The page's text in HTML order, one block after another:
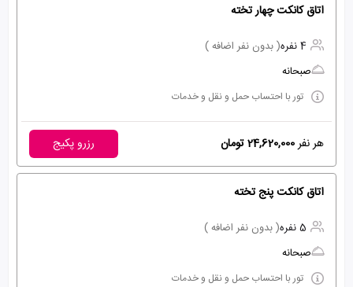
اتاق کانکت چهار تخته
4 نفره
( بدون نفر اضافه )
صبحانه
تور با احتساب حمل و نقل و خدمات
هر نفر24,620,000 تومان رزرو پکیج
اتاق کانکت پنج تخته
5 نفره
( بدون نفر اضافه )
صبحانه
تور با احتساب حمل و نقل و خدمات